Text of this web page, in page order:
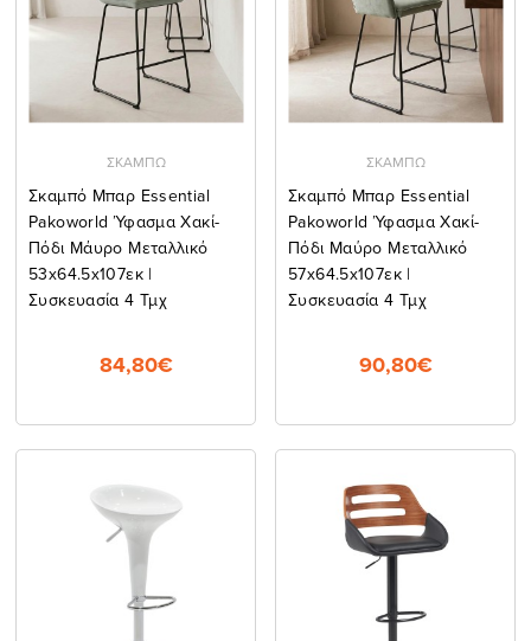
ΣΚΑΜΠΩ
Σκαμπό Μπαρ Essential
Pakoworld Ύφασμα Χακί-
Πόδι Μάυρο Μεταλλικό
53x64.5x107εκ |
Συσκευασία 4 Τμχ
84,80€
ΣΚΑΜΠΩ
Σκαμπό Μπαρ Essential
Pakoworld Ύφασμα Χακί-
Πόδι Μαύρο Μεταλλικό
57x64.5x107εκ |
Συσκευασία 4 Τμχ
90,80€